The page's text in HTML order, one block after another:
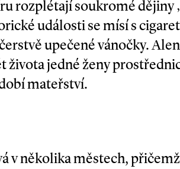
rozplétají soukromé dějiny
události se mísí s
upečené vánočky.
života jedné ženy
mateřství.
v několika městech,